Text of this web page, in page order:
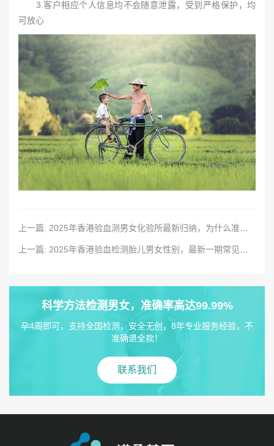
3.客户相应个人信息均不会随意泄露，受到严格保护，均
可放心
上一篇: 2025年香港验血测男女化验所最新归纳，为什么准确率那么高
上一篇: 2025年香港验血检测胎儿男女性别，最新一期常见问题解答
科学方法检测男女，准确率高达99.99%
孕4周即可，支持全国检测，安全无创，8年专业服务经验，不
准确退全款！
联系我们